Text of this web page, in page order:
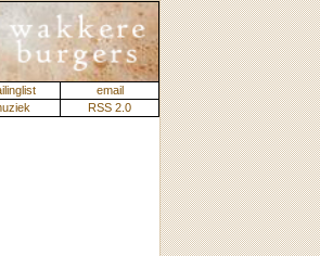
email
RSS 2.0